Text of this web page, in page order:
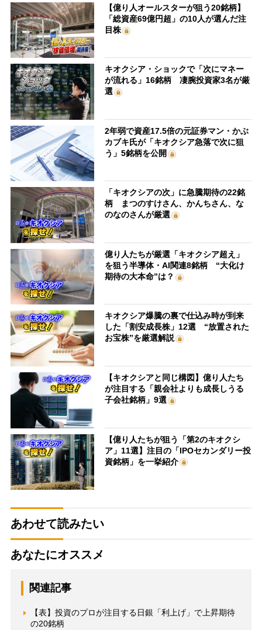
【億り人オールスターが狙う20銘柄】
「総資産69億円超」の10人が選んだ注
目株
キオクシア・ショックで「次にマネー
が流れる」16銘柄 凄腕投資家3名が厳
選
2年弱で資産17.5倍の元証券マン・かぶ
カブキ氏が「キオクシア急落で次に狙
う」5銘柄を公開
「キオクシアの次」に急騰期待の22銘
柄 まつのすけさん、かんちさん、な
のなのさんが厳選
億り人たちが厳選「キオクシア超え」
を狙う半導体・AI関連8銘柄 “大化け
期待の大本命”は？
キオクシア爆騰の裏で仕込み時が到来
した「割安成長株」12選 “放置された
お宝株”を厳選解説
【キオクシアと同じ構図】億り人たち
が注目する「親会社よりも成長しうる
子会社銘柄」9選
【億り人たちが狙う「第2のキオクシ
ア」11選】注目の「IPOセカンダリー投
資銘柄」を一挙紹介
あわせて読みたい
あなたにオススメ
関連記事
【表】投資のプロが注目する日銀「利上げ」で上昇期待
の20銘柄